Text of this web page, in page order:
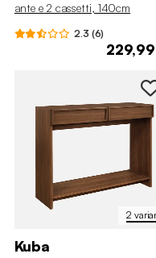
ante e 2 cassetti, 140cm
2.3 (6)
2
Kuba